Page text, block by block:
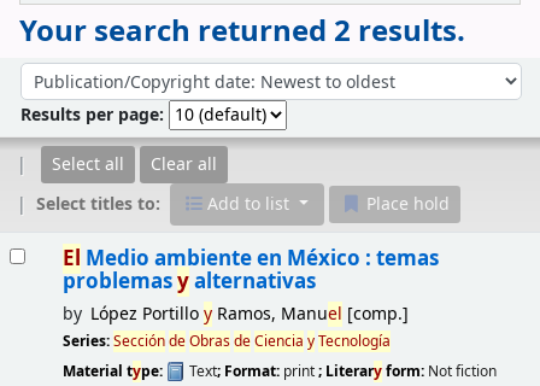
Your search returned 2 results.
Sort by:
Results per page:
Select all
Clear all
Select titles to:
Add to list Place hold
El Medio ambiente en México : temas
problemasyalternativas
by López PortilloyRamos, Manuel [comp.]
Series:SeccióndeObrasdeCiencia yTecnología
Material type: Text; Format: print; Literaryform: Not fiction